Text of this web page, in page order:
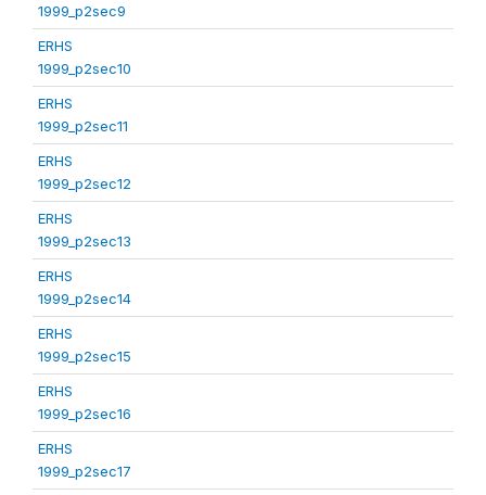
1999_p2sec9
ERHS
1999_p2sec10
ERHS
1999_p2sec11
ERHS
1999_p2sec12
ERHS
1999_p2sec13
ERHS
1999_p2sec14
ERHS
1999_p2sec15
ERHS
1999_p2sec16
ERHS
1999_p2sec17